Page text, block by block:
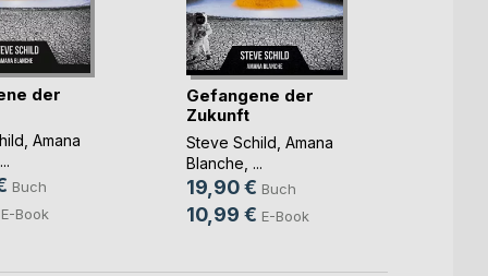
der
Amana
Buch
E-Book
Gefangene der
Zukunft
Steve Schild Amana
Blanche , ...
19,90 € Buch
10,99 € E-Book